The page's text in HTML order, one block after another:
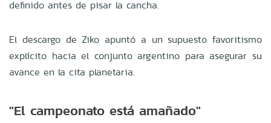
definido antes de pisar la cancha.
El descargo de Ziko apuntó a un supuesto favoritismo
explícito hacia el conjunto argentino para asegurar su
avance en la cita planetaria.
"El campeonato está amañado"